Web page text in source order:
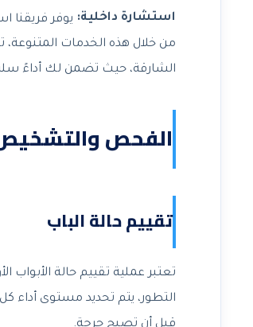
استشارة داخلية: يوفر فريقنا
من خلال هذه الخدمات المتنوعة،
الشارقة، حيث تضمن لك أداءً
الفحص
تقييم حالة الباب
تعتبر عملية تقييم حالة
التطور، يتم تحديد مستوى
قبل أن تصبح حرجة.